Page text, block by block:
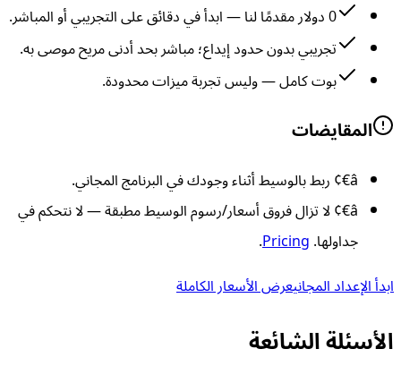
0 دولار مقدمًا لنا — ابدأ في دقائق على التجريبي أو المباشر.
تجريبي بدون حدود إيداع؛ مباشر بحد أدنى مريح موصى به.
بوت كامل — وليس تجربة ميزات محدودة.
المقايضات
â€¢
ربط بالوسيط أثناء وجودك في البرنامج المجاني.
â€¢
لا تزال فروق أسعار/رسوم الوسيط مطبقة — لا نتحكم في
جداولها.Pricing
.
ابدأ الإعداد المجانيعرض الأسعار الكاملة
الأسئلة الشائعة